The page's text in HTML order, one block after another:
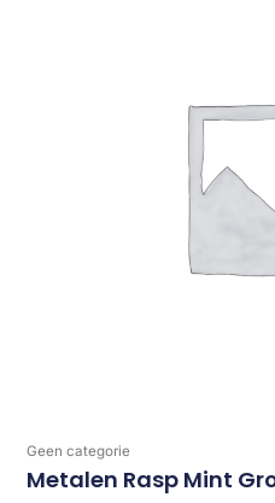
Geen categorie
Metalen Rasp Mint